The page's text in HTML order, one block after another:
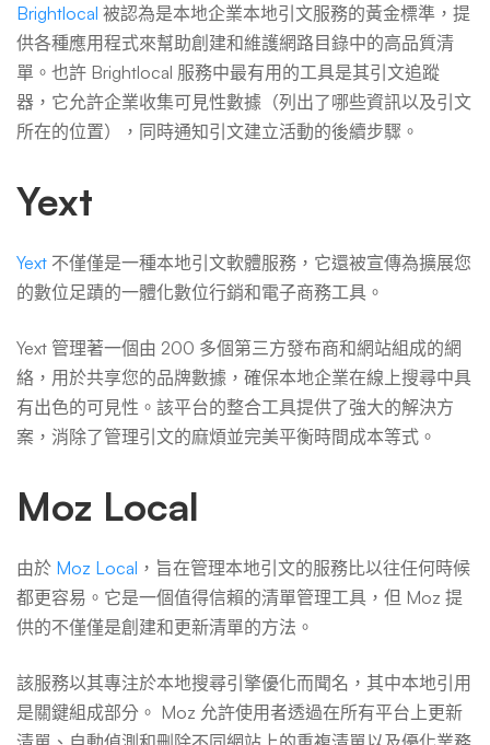
Brightlocal 被認為是本地企業本地引文服務的黃金標準，提
供各種應用程式來幫助創建和維護網路目錄中的高品質清
單。也許 Brightlocal 服務中最有用的工具是其引文追蹤
器，它允許企業收集可見性數據（列出了哪些資訊以及引文
所在的位置），同時通知引文建立活動的後續步驟。
Yext
Yext 不僅僅是一種本地引文軟體服務，它還被宣傳為擴展您
的數位足蹟的一體化數位行銷和電子商務工具。
Yext 管理著一個由 200 多個第三方發布商和網站組成的網
絡，用於共享您的品牌數據，確保本地企業在線上搜尋中具
有出色的可見性。該平台的整合工具提供了強大的解決方
案，消除了管理引文的麻煩並完美平衡時間成本等式。
Moz Local
由於 Moz Local ，旨在管理本地引文的服務比以往任何時候
都更容易。它是一個值得信賴的清單管理工具，但 Moz 提
供的不僅僅是創建和更新清單的方法。
該服務以其專注於本地搜尋引擎優化而聞名，其中本地引用
是關鍵組成部分。 Moz 允許使用者透過在所有平台上更新